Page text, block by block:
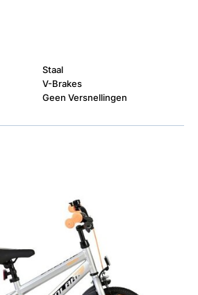
Staal
V-Brakes
Geen Versnellingen